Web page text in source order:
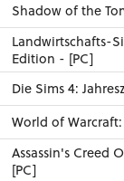
15
Shadow of the
Landwirtschafts-
Edition - [PC]
Die Sims 4:
World of
Assassin's Creed
[PC]